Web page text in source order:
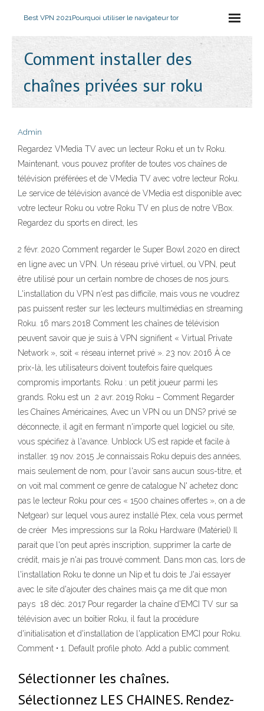
Best VPN 2021Pourquoi utiliser le navigateur tor
Comment installer des
chaînes privées sur roku
Admin
Regardez VMedia TV avec un lecteur Roku et un tv Roku.
Maintenant, vous pouvez profiter de toutes vos chaînes de
télévision préférées et de VMedia TV avec votre lecteur Roku.
Le service de télévision avancé de VMedia est disponible avec
votre lecteur Roku ou votre Roku TV en plus de notre VBox.
Regardez du sports en direct, les
2 févr. 2020 Comment regarder le Super Bowl 2020 en direct
en ligne avec un VPN. Un réseau privé virtuel, ou VPN, peut
être utilisé pour un certain nombre de choses de nos jours.
L'installation du VPN n'est pas difficile, mais vous ne voudrez
pas puissent rester sur les lecteurs multimédias en streaming
Roku. 16 mars 2018 Comment les chaînes de télévision
peuvent savoir que je suis à VPN signifient « Virtual Private
Network », soit « réseau internet privé ». 23 nov. 2016 À ce
prix-là, les utilisateurs doivent toutefois faire quelques
compromis importants. Roku : un petit joueur parmi les
grands. Roku est un 2 avr. 2019 Roku – Comment Regarder
les Chaînes Américaines, Avec un VPN ou un DNS? privé se
déconnecte, il agit en fermant n'importe quel logiciel ou site,
vous spécifiez à l'avance. Unblock US est rapide et facile à
installer. 19 nov. 2015 Je connaissais Roku depuis des années,
mais seulement de nom, pour l'avoir sans aucun sous-titre, et
on voit mal comment ce genre de catalogue N' achetez donc
pas le lecteur Roku pour ces « 1500 chaines offertes », on a de
Netgear) sur lequel vous aurez installé Plex, cela vous permet
de créer Mes impressions sur la Roku Hardware (Matériel) Il
parait que l'on peut après inscription, supprimer la carte de
crédit, mais je n'ai pas trouvé comment. Dans mon cas, lors de
l'installation Roku te donne un Nip et tu dois te J'ai essayer
avec le site d'ajouter des chaînes mais ça me dit que mon
pays 18 déc. 2017 Pour regarder la chaîne d'EMCI TV sur sa
télévision avec un boîtier Roku, il faut la procédure
d'initialisation et d'installation de l'application EMCI pour Roku.
Comment • 1. Default profile photo. Add a public comment.
Sélectionner les chaînes.
Sélectionnez LES CHAINES. Rendez-